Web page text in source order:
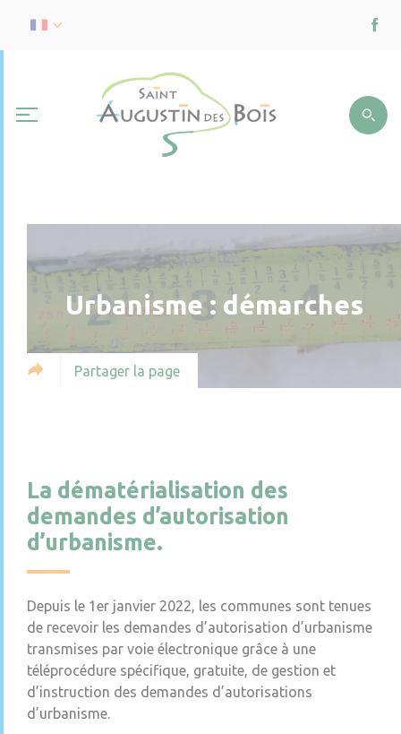
Urbanisme : démarches
Partager la page
La dématérialisation des
demandes d’autorisation
d’urbanisme.
Depuis le 1er janvier 2022, les communes sont tenues
de recevoir les demandes d’autorisation d’urbanisme
transmises par voie électronique grâce à une
téléprocédure spécifique, gratuite, de gestion et
d’instruction des demandes d’autorisations
d’urbanisme.